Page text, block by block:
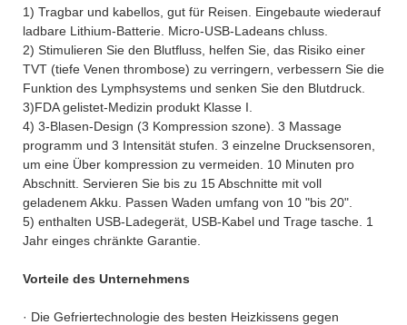
1) Tragbar und kabellos, gut für Reisen. Eingebaute wiederauf
ladbare Lithium-Batterie. Micro-USB-Ladeans chluss.
2) Stimulieren Sie den Blutfluss, helfen Sie, das Risiko einer
TVT (tiefe Venen thrombose) zu verringern, verbessern Sie die
Funktion des Lymphsystems und senken Sie den Blutdruck.
3)FDA gelistet-Medizin produkt Klasse I.
4) 3-Blasen-Design (3 Kompression szone). 3 Massage
programm und 3 Intensität stufen. 3 einzelne Drucksensoren,
um eine Über kompression zu vermeiden. 10 Minuten pro
Abschnitt. Servieren Sie bis zu 15 Abschnitte mit voll
geladenem Akku. Passen Waden umfang von 10 "bis 20".
5) enthalten USB-Ladegerät, USB-Kabel und Trage tasche. 1
Jahr einges chränkte Garantie.
Vorteile des Unternehmens
· Die Gefriertechnologie des besten Heizkissens gegen